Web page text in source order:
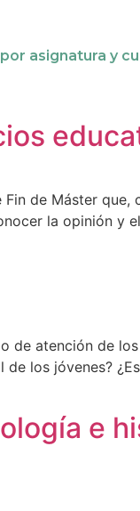
asignatura y
de Máster que,
la opinión y
de atención de
los jóvenes?
e